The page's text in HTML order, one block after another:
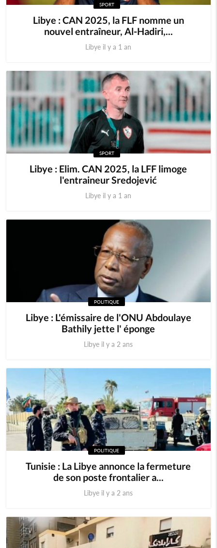
SPORT
Libye : CAN 2025, la FLF nomme un
nouvel entraîneur, Al-Hadiri,...
Libye il y a 1 an
SPORT
Libye : Elim. CAN 2025, la LFF limoge
l'entraineur Sredojević
Libye il y a 1 an
POLITIQUE
Libye : L'émissaire de l'ONU Abdoulaye
Bathily jette l' éponge
Libye il y a 2 ans
POLITIQUE
Tunisie : La Libye annonce la fermeture
de son poste frontalier a...
Libye il y a 2 ans